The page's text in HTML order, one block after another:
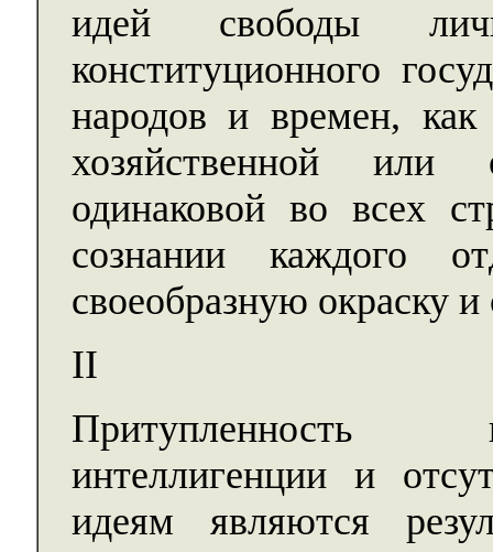
идей свободы
конституционного
народов и времен,
хозяйственной или
одинаковой во всех
сознании каждого
своеобразную окраску
II
Притупленность
интеллигенции и
идеям являются